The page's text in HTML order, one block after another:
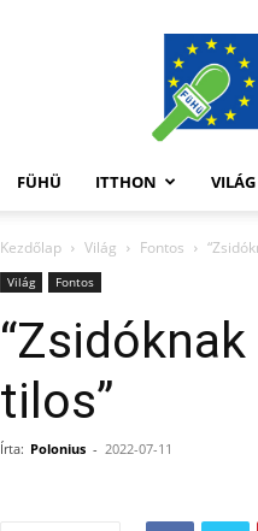
FüHü
FÜHÜ ITTHON VILÁG
Kezdőlap Világ Fontos
Világ Fontos
tilos”
Írta: Polonius - 2022-07-11